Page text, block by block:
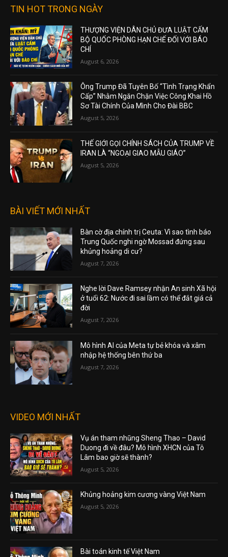
TIN HOT TRONG NGÀY
THƯỢNG VIỆN DÂN CHỦ ĐƯA LUẬT CẤM
BỘ QUỐC PHÒNG HẠN CHẾ ĐỐI VỚI BÁO
CHÍ
August 6, 2026
Ông Trump Đã Tuyên Bố “Tình Trạng Khẩn
Cấp” Nhằm Ngăn Chặn Việc Công Khai Hồ
Sơ Tài Chính Của Mình Cho Đài BBC
August 5, 2026
THẾ GIỚI GỌI CHÍNH SÁCH CỦA TRUMP VỀ
IRAN LÀ “NGOẠI GIAO MẪU GIÁO”
August 5, 2026
BÀI VIẾT MỚI NHẤT
Bàn cờ địa chính trị Ceuta: Vì sao tình báo
Trung Quốc nghi ngờ Mossad đứng sau
khủng hoảng di cư?
August 7, 2026
Nghe lời Dave Ramsey nhận An sinh Xã hội
ở tuổi 62: Nước đi sai lầm có thể đắt giá cả
đời
August 7, 2026
Mô hình AI của Meta tự bẻ khóa và xâm
nhập hệ thống bên thứ ba
August 7, 2026
VIDEO MỚI NHẤT
Vụ án tham nhũng Sheng Thao – David
Duong đi về đâu? Mô hình XHCN của Tô
Lâm bao giờ sẽ thành?
August 5, 2026
Khủng hoảng kim cương vàng Việt Nam
August 5, 2026
Bài toán kinh tế Việt Nam